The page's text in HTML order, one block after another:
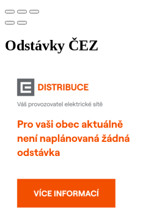
Odstávky ČEZ